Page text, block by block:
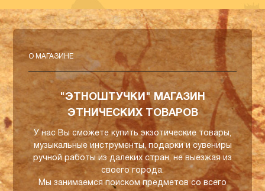
О МАГАЗИНЕ
"ЭТНОШТУЧКИ" МАГАЗИН
ЭТНИЧЕСКИХ ТОВАРОВ
У нас Вы сможете купить экзотические товары,
музыкальные инструменты, подарки и сувениры
ручной работы из далеких стран, не выезжая из
своего города.
Мы занимаемся поиском предметов со всего